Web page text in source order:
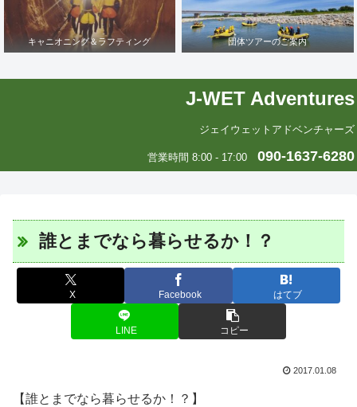
キャニオニング＆ラフティング 団体ツアーのご案内
J-WET Adventures
ジェイウェットアドベンチャーズ
営業時間 8:00 - 17:00 090-1637-6280
誰とまでなら暮らせるか！？
X Facebook はてブ
LINE コピー
2017.01.08
【誰とまでなら暮らせるか！？】